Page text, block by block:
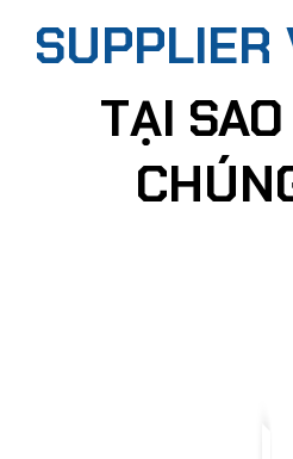
SUPPLIER
TẠI